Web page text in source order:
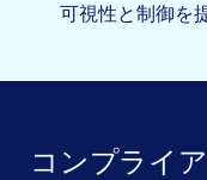
可視性と制御を
コンプライ